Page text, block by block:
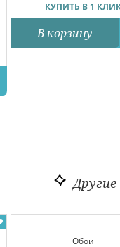
КУПИТЬ В 1
В корзину
Обои